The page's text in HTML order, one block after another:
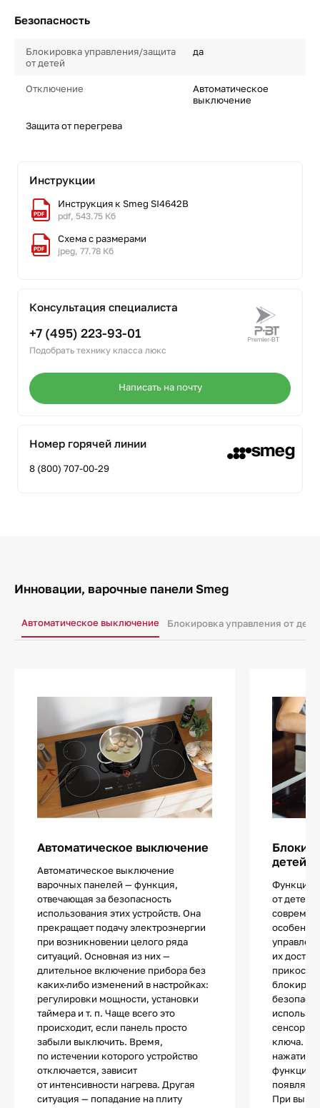
Безопасность
Блокировка управления/защита
от детей
да
Отключение
Автоматическое
выключение
Защита от перегрева
Инструкции
Инструкция к Smeg SI4642B
pdf, 543.75 Кб
Схема с размерами
jpeg, 77.78 Кб
Консультация специалиста
+7 (495) 223-93-01
Подобрать технику класса люкс
Написать на почту
Номер горячей линии
8 (800) 707-00-29
Инновации, варочные панели Smeg
Автоматическое выключение Блокировка управления от
Автоматическое выключение
Автоматическое выключение
варочных панелей — функция,
отвечающая за безопасность
использования этих устройств. Она
прекращает подачу электроэнергии
при возникновении целого ряда
ситуаций. Основная из них —
длительное включение прибора без
каких-либо изменений в настройках:
регулировки мощности, установки
таймера и т. п. Чаще всего это
происходит, если панель просто
забыли выключить. Время,
по истечении которого устройство
отключается, зависит
от интенсивности нагрева. Другая
ситуация — попадание на плиту
детей
Функцией
от детей
их
сенсор с
ключа.
нажатии
функции
При